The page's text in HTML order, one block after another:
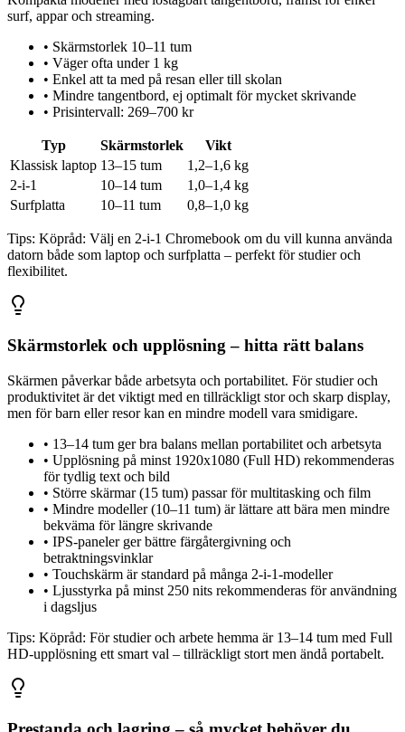
surf, appar och streaming.
• Skärmstorlek 10–11 tum
• Väger ofta under 1 kg
• Enkel att ta med på resan eller till skolan
• Mindre tangentbord, ej optimalt för mycket skrivande
• Prisintervall: 269–700 kr
Typ Skärmstorlek
Vikt
Klassisk laptop 13–15 tum
1,2–1,6 kg
2-i-1
10–14 tum
1,0–1,4 kg
Surfplatta
10–11 tum 0,8–1,0 kg
Tips: Köpråd: Välj en 2-i-1 Chromebook om du vill kunna använda
datorn både som laptop och surfplatta – perfekt för studier och
flexibilitet.
Skärmstorlek och upplösning – hitta rätt balans
Skärmen påverkar både arbetsyta och portabilitet. För studier och
produktivitet är det viktigt med en tillräckligt stor och skarp display,
men för barn eller resor kan en mindre modell vara smidigare.
• 13–14 tum ger bra balans mellan portabilitet och arbetsyta
• Upplösning på minst 1920x1080 (Full HD) rekommenderas
för tydlig text och bild
• Större skärmar (15 tum) passar för multitasking och film
• Mindre modeller (10–11 tum) är lättare att bära men mindre
bekväma för längre skrivande
• IPS-paneler ger bättre färgåtergivning och
betraktningsvinklar
• Touchskärm är standard på många 2-i-1-modeller
• Ljusstyrka på minst 250 nits rekommenderas för användning
i dagsljus
Tips: Köpråd: För studier och arbete hemma är 13–14 tum med Full
HD-upplösning ett smart val – tillräckligt stort men ändå portabelt.